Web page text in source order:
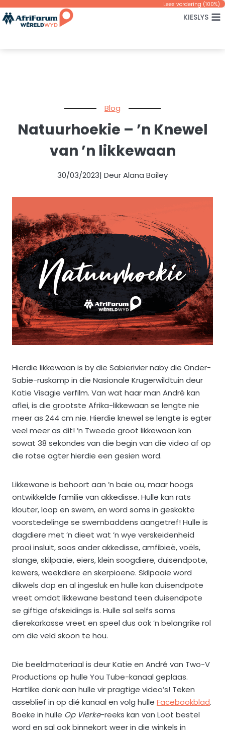
Skip
to
Lees vordering (100%)
KIESLYS
Blog
Natuurhoekie – ’n Knewel
van ’n likkewaan
30/03/2023| Deur Alana Bailey
Hierdie likkewaan is by die Sabierivier naby die Onder-
Sabie-ruskamp in die Nasionale Krugerwildtuin deur
Katie Visagie verfilm. Van wat haar man André kan
aflei, is die grootste Afrika-likkewaan se lengte nie
meer as 244 cm nie. Hierdie knewel se lengte is egter
veel meer as dit! ’n Tweede groot likkewaan kan
sowat 38 sekondes van die begin van die video af op
die rotse agter hierdie een gesien word.
Likkewane is behoort aan ’n baie ou, maar hoogs
ontwikkelde familie van akkedisse. Hulle kan rats
klouter, loop en swem, en word soms in geskokte
voorstedelinge se swembaddens aangetref! Hulle is
dagdiere met ’n dieet wat ’n wye verskeidenheid
prooi insluit, soos ander akkedisse, amfibieë, voëls,
slange, skilpaaie, eiers, klein soogdiere, duisendpote,
kewers, weekdiere en skerpioene. Skilpaaie word
dikwels dop en al ingesluk en hulle kan duisendpote
vreet omdat likkewane bestand teen duisendpote
se giftige afskeidings is. Hulle sal selfs soms
dierekarkasse vreet en speel dus ook ’n belangrike rol
om die veld skoon te hou.
Die beeldmateriaal is deur Katie en André van Two-V
Productions op hulle You Tube-kanaal geplaas.
Hartlike dank aan hulle vir pragtige video’s! Teken
asseblief in op dié kanaal en volg hulle Facebookblad.
Boeke in hulle Op Vlerke-reeks kan van Loot bestel
word en sal ook binnekort weer in die winkels in